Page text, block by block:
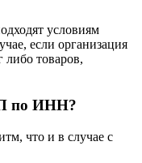
и переводы» панели
введите ИНН
если организация
товаров,